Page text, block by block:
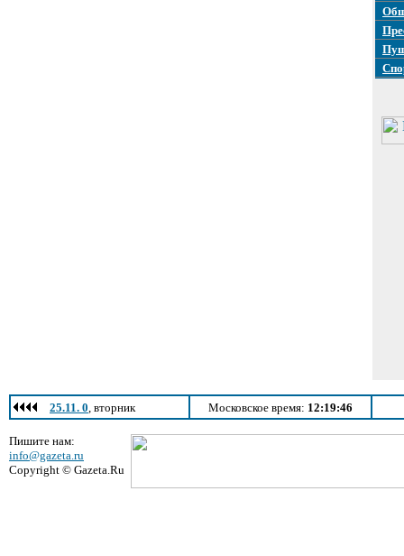
25.11. 0, вторник Московское время: 12:19:46
Пишите нам:
info@gazeta.ru
Copyright © Gazeta.Ru